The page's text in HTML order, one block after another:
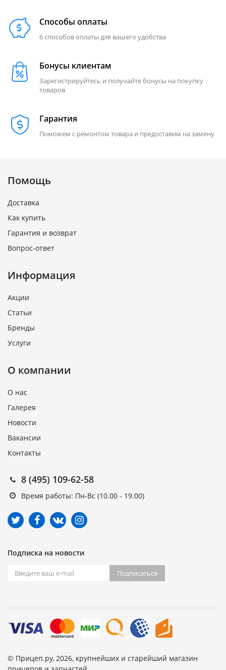
Способы оплаты
6 способов оплаты для вашего удобства
Бонусы клиентам
Зарегистрируйтесь и получайте бонусы на покупку
товаров
Гарантия
Поможем с ремонтом товара и предоставим на замену
Помощь
Доставка
Как купить
Гарантия и возврат
Вопрос-ответ
Информация
Акции
Статьи
Бренды
Услуги
О компании
О нас
Галерея
Новости
Вакансии
Контакты
8 (495) 109-62-58
Время работы: Пн-Вс (10.00 - 19.00)
Подписка на новости
Подписаться
© Прицеп.ру, 2026, крупнейших и старейший магазин